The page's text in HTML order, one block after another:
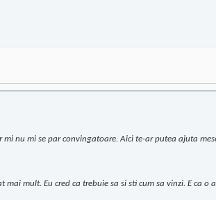
nu mi se par convingatoare. Aici te-ar putea ajuta
mult. Eu cred ca trebuie sa si sti cum sa vinzi. E ca